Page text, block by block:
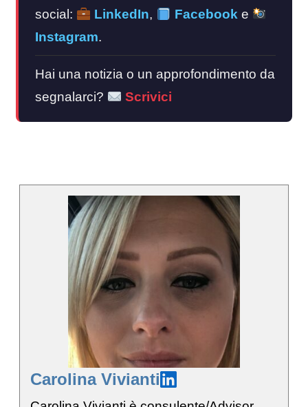
social:
LinkedIn, Facebooke
Instagram.
Hai una notizia o un approfondimento da
segnalarci?
Scrivici
Carolina Vivianti